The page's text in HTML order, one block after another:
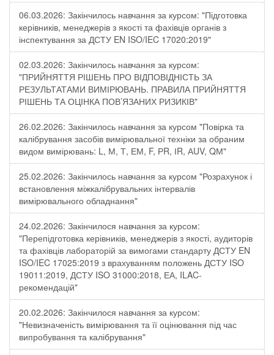
06.03.2026: Закінчилось навчання за курсом: "Підготовка
керівників, менеджерів з якості та фахівців органів з
інспектування за ДСТУ EN ISO/IEC 17020:2019"
02.03.2026: Закінчилось навчання за курсом:
"ПРИЙНЯТТЯ РІШЕНЬ ПРО ВІДПОВІДНІСТЬ ЗА
РЕЗУЛЬТАТАМИ ВИМІРЮВАНЬ. ПРАВИЛА ПРИЙНЯТТЯ
РІШЕНЬ ТА ОЦІНКА ПОВ’ЯЗАНИХ РИЗИКІВ"
26.02.2026: Закінчилось навчання за курсом "Повірка та
калібрування засобів вимірювальної техніки за обраним
видом вимірювань: L, М, Т, ЕМ, F, РR, ІR, АUV, QМ"
25.02.2026: Закінчилось навчання за курсом "Розрахунок і
встановлення міжкалібрувальних інтервалів
вимірювального обладнання"
24.02.2026: Закінчилося навчання за курсом:
"Перепідготовка керівників, менеджерів з якості, аудиторів
та фахівців лабораторій за вимогами стандарту ДСТУ EN
ISO/IEC 17025:2019 з врахуванням положень ДСТУ ISO
19011:2019, ДСТУ ISO 31000:2018, ЕА, ILAC-
рекомендацій"
20.02.2026: Закінчилося навчання за курсом:
"Невизначеність вимірювання та її оцінювання під час
випробування та калібрування"